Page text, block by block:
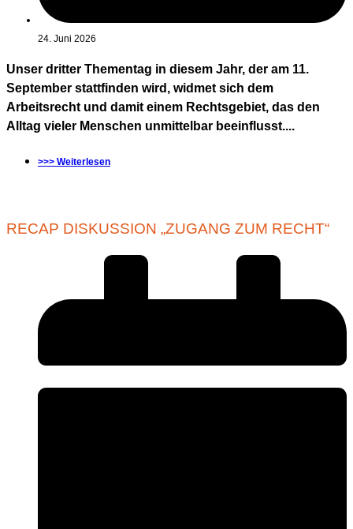
24. Juni 2026
Unser dritter Thementag in diesem Jahr, der am 11.
September stattfinden wird, widmet sich dem
Arbeitsrecht und damit einem Rechtsgebiet, das den
Alltag vieler Menschen unmittelbar beeinflusst....
>>> Weiterlesen
RECAP DISKUSSION „ZUGANG ZUM RECHT“